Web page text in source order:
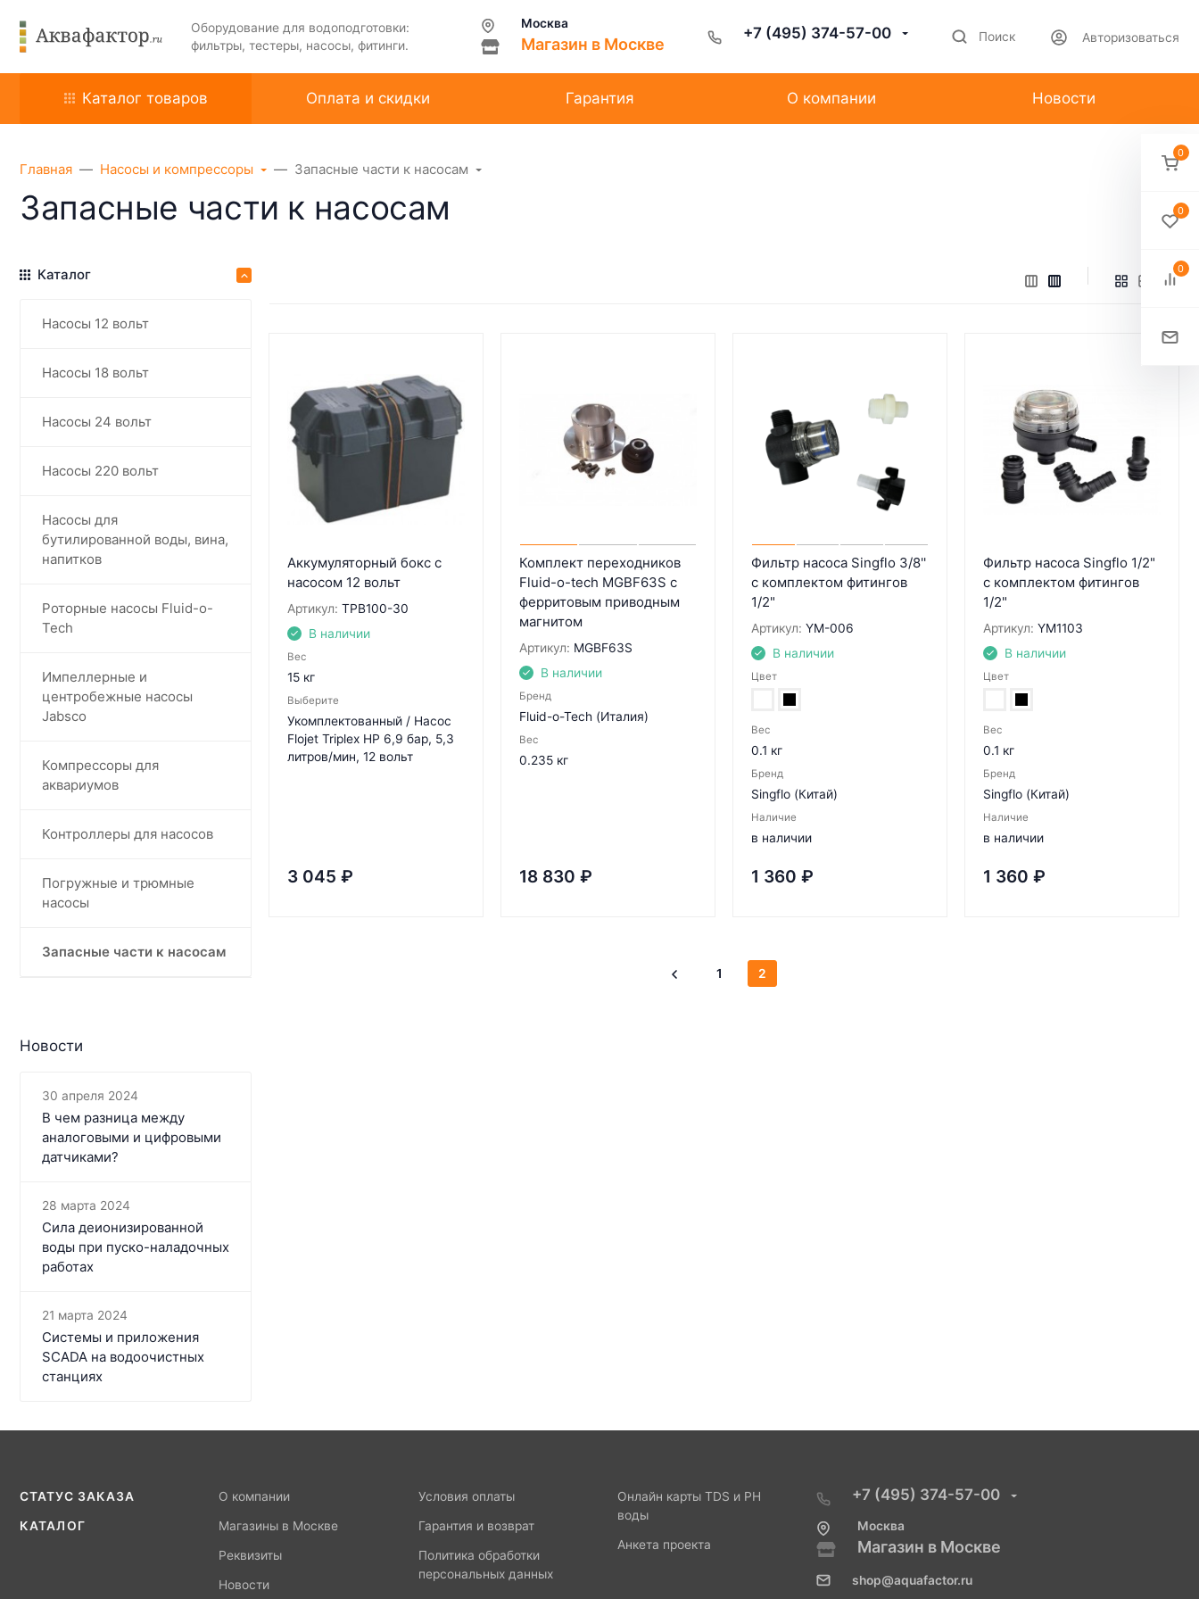
Оборудование для водоподготовки:
фильтры, тестеры, насосы, фитинги.
Москва
Магазин в Москве
+7 (495) 374-57-00 Поиск Авторизоваться
Каталог товаров Оплата и скидки Гарантия О компании Новости
Главная Насосы и компрессоры Запасные части к насосам
Запасные части к насосам
Каталог
Насосы 12 вольт
Насосы 18 вольт
Насосы 24 вольт
Насосы 220 вольт
Насосы для
бутилированной воды, вина,
напитков
Роторные насосы Fluid-o-
Tech
Импеллерные и
центробежные насосы
Jabsco
Компрессоры для
аквариумов
Контроллеры для насосов
Погружные и трюмные
насосы
Запасные части к насосам
Новости
30 апреля 2024
В чем разница между
аналоговыми и цифровыми
датчиками?
28 марта 2024
Сила деионизированной
воды при пуско-наладочных
работах
21 марта 2024
Системы и приложения
SCADA на водоочистных
станциях
Аккумуляторный бокс с
насосом 12 вольт
Артикул: TPB100-30
В наличии
Вес
15 кг
Выберите
Укомплектованный / Насос
Flojet Triplex HP 6,9 бар, 5,3
литров/мин, 12 вольт
3 045 ₽
Комплект переходников
Fluid-o-tech MGBF63S с
ферритовым приводным
магнитом
Артикул: MGBF63S
В наличии
Бренд
Fluid-o-Tech (Италия)
Вес
0.235 кг
18 830 ₽
Фильтр насоса Singflo 3/8''
с комплектом фитингов
1/2"
Артикул: YM-006
В наличии
Цвет
Вес
0.1 кг
Бренд
Singflo (Китай)
Наличие
в наличии
1 360 ₽
Фильтр насоса Singflo 1/2"
с комплектом фитингов
1/2"
Артикул: YM1103
В наличии
Цвет
Вес
0.1 кг
Бренд
Singflo (Китай)
Наличие
в наличии
1 360 ₽
1 2
СТАТУС ЗАКАЗА
КАТАЛОГ
О компании
Магазины в Москве
Реквизиты
Новости
Условия оплаты
Гарантия и возврат
Политика обработки
персональных данных
Онлайн карты TDS и PH
воды
Анкета проекта
+7 (495) 374-57-00
Москва
Магазин в Москве
shop@aquafactor.ru
0
0
0